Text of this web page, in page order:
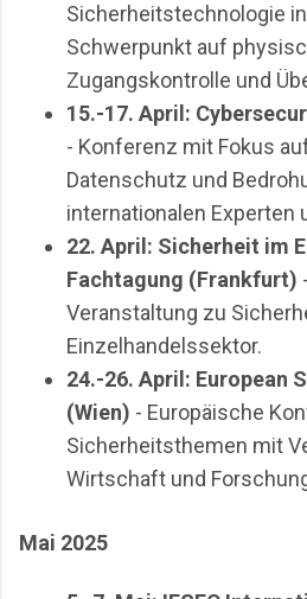
Sicherheitstechnologie
Schwerpunkt auf
Zugangskontrolle und
15.-17. April:
- Konferenz mit Fokus
Datenschutz und
internationalen Experten
22. April: Sicherheit im
Fachtagung (Frankfurt)
Veranstaltung zu
Einzelhandelssektor.
24.-26. April: European
(Wien) - Europäische
Sicherheitsthemen mit
Wirtschaft und
Mai 2025